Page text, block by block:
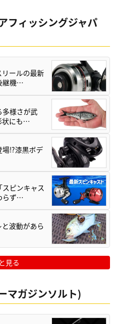
フィッシングジャパ
ールの最新
継機…
多様さが武
状にも…
場⁉漆黒ボデ
スピンキャス
らず…
波動があら
見る
マガジンソルト)